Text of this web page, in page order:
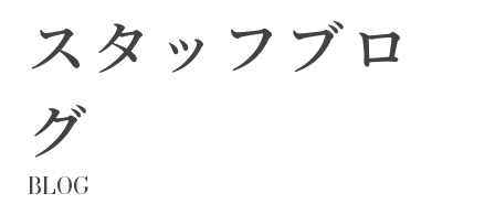
スタッフブロ
グ
BLOG